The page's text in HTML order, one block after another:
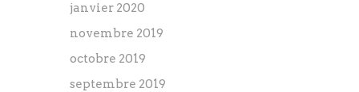
janvier 2020
novembre 2019
octobre 2019
septembre 2019